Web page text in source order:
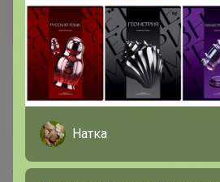
Показать
Артемида
9 августа, 2021 00:51
Натка